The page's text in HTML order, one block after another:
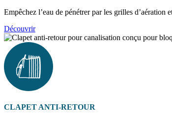
Empêchez l’eau de pénétrer par les grilles d’aération
Découvrir
CLAPET ANTI-RETOUR